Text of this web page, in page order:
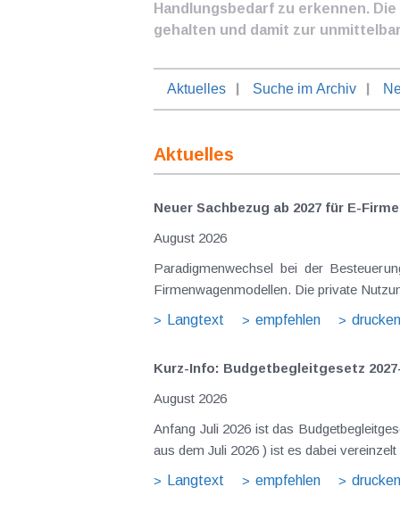
Handlungsbedarf zu erkennen.
gehalten und damit zur
Aktuelles Suche im Archiv
Aktuelles
Neuer Sachbezug ab 2027 für E-
August 2026
Paradigmenwechsel bei der Besteuerung von E-Dienstwagen Über Jahre hinweg galten
Firmenwagenmodellen. Die private
Langtext
empfehlen drucken
Kurz-Info: Budgetbegleitgesetz
August 2026
Anfang Juli 2026 ist das
Langtext
empfehlen drucken